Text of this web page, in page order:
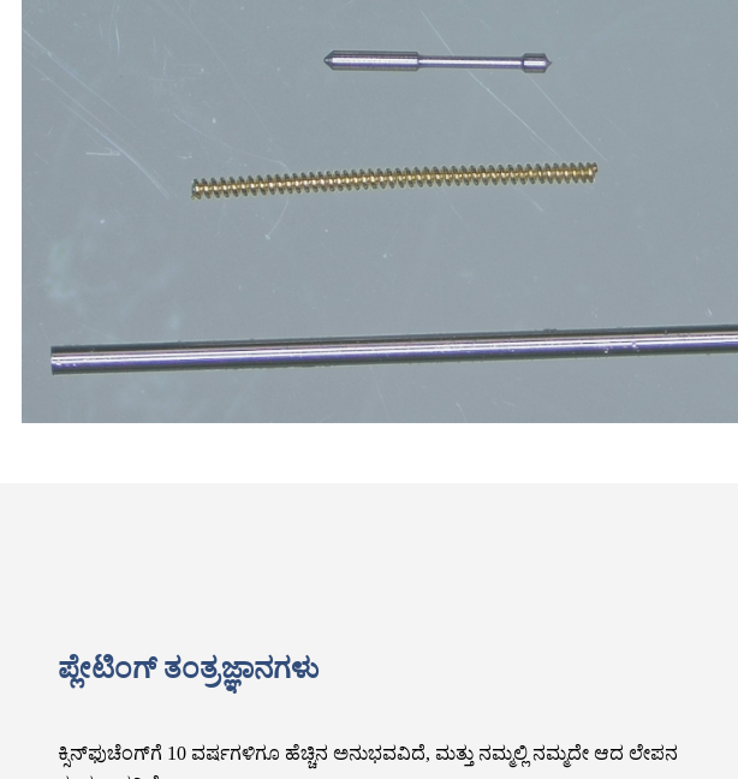
ಪ್ಲೇಟಿಂಗ್ ತಂತ್ರಜ್ಞಾನಗಳು
ಕ್ಸಿನ್‌ಫುಚೆಂಗ್‌ಗೆ 10 ವರ್ಷಗಳಿಗೂ ಹೆಚ್ಚಿನ ಅನುಭವವಿದೆ, ಮತ್ತು ನಮ್ಮಲ್ಲಿ ನಮ್ಮದೇ ಆದ ಲೇಪನ